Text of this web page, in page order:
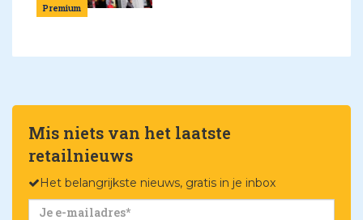
Premium
Mis niets van het laatste
retailnieuws
Het belangrijkste nieuws, gratis in je inbox